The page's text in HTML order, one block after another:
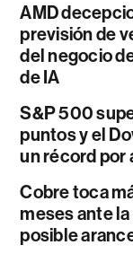
AMD
previsión de
del negocio
de IA
S&P 500
puntos y el
un récord por
Cobre toca
meses ante
posible